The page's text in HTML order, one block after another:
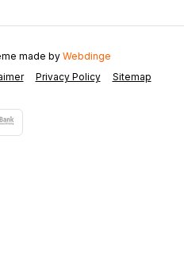
Privacy Policy Sitemap
made by Webdinge